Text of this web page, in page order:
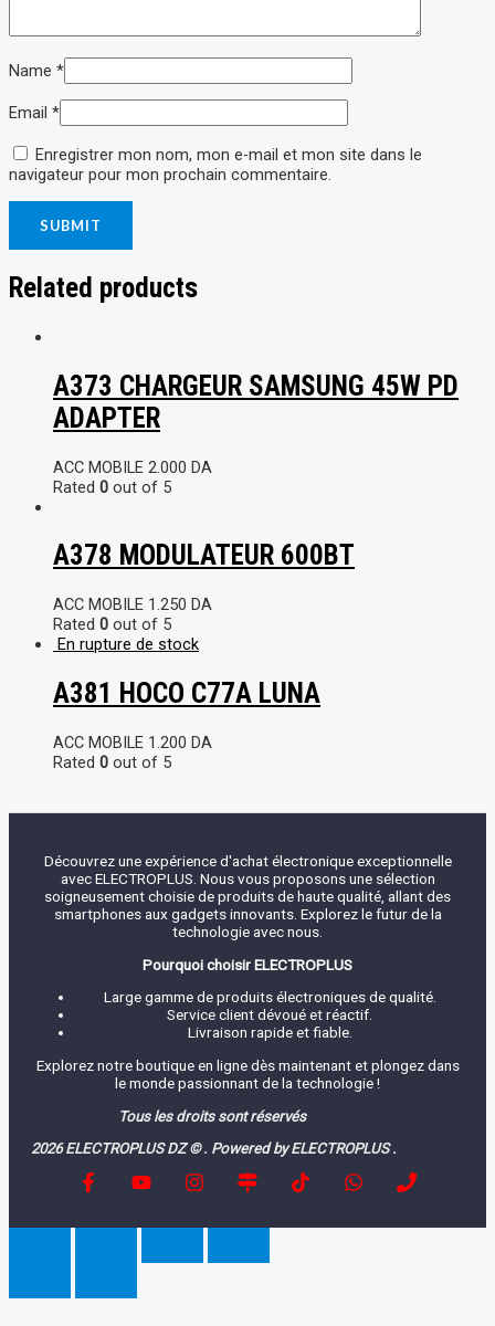
Name *
Email *
Enregistrer mon nom, mon e-mail et mon site dans le
navigateur pour mon prochain commentaire.
Related products
A373 CHARGEUR SAMSUNG 45W PD
ADAPTER
ACC MOBILE 2.000 DA
Rated 0 out of 5
A378 MODULATEUR 600BT
ACC MOBILE 1.250 DA
Rated 0 out of 5
En rupture de stock
A381 HOCO C77A LUNA
ACC MOBILE 1.200 DA
Rated 0 out of 5
Découvrez une expérience d'achat électronique exceptionnelle
avec ELECTROPLUS. Nous vous proposons une sélection
soigneusement choisie de produits de haute qualité, allant des
smartphones aux gadgets innovants. Explorez le futur de la
technologie avec nous.
Pourquoi choisir ELECTROPLUS
Large gamme de produits électroniques de qualité.
Service client dévoué et réactif.
Livraison rapide et fiable.
Explorez notre boutique en ligne dès maintenant et plongez dans
le monde passionnant de la technologie !
Tous les droits sont réservés
2026 ELECTROPLUS DZ © . Powered by ELECTROPLUS .